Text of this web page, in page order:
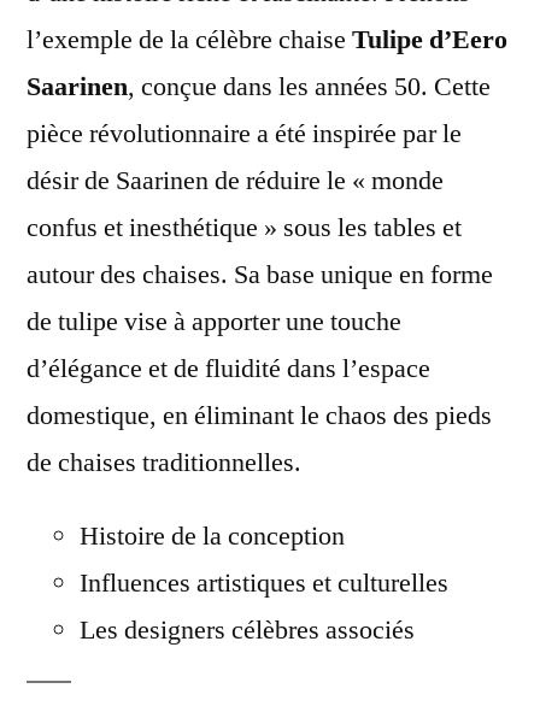
l’exemple de la célèbre chaise Tulipe d’Eero
Saarinen, conçue dans les années 50. Cette
pièce révolutionnaire a été inspirée par le
désir de Saarinen de réduire le « monde
confus et inesthétique » sous les tables et
autour des chaises. Sa base unique en forme
de tulipe vise à apporter une touche
d’élégance et de fluidité dans l’espace
domestique, en éliminant le chaos des pieds
de chaises traditionnelles.
Histoire de la conception
Influences artistiques et culturelles
Les designers célèbres associés